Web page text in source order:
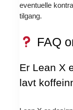
eventuelle
tilgang.
FAQ
Er Lean X
lavt